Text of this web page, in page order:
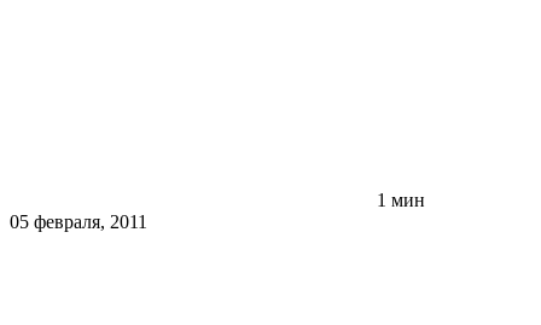
1 мин
05 февраля, 2011